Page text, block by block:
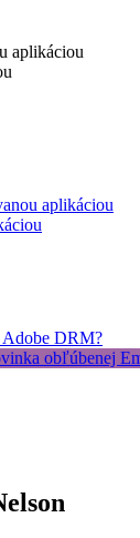
aplikáciou
aplikáciou
Adobe DRM?